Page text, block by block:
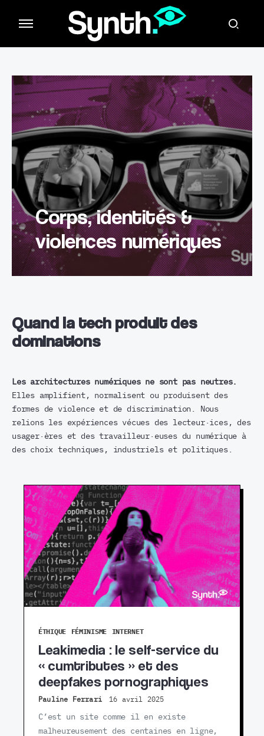
Corps, identités &
violences numériques
Quand la tech produit des
dominations
Les architectures numériques ne sont pas neutres.
Elles amplifient, normalisent ou produisent des
formes de violence et de discrimination. Nous
relions les expériences vécues des lecteur·ices, des
usager·ères et des travailleur·euses du numérique à
des choix techniques, industriels et politiques.
ÉTHIQUE FÉMINISME INTERNET
Leakimedia : le self-service du
« cumtributes » et des
deepfakes pornographiques
Pauline Ferrari 16 avril 2025
C’est un site comme il en existe
malheureusement des centaines en ligne,